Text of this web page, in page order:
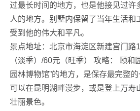
过最长时间的地方，也是他接见过许
人的地方。别墅内保留了当年生活和
受到他的伟大和平凡。
景点地址：北京市海淀区新建宫门路
（淡季）/60元（旺季） 攻略： 颐和
园林博物馆”的地方，是保存最完整
可以在昆明湖畔漫步，或是登上万寿
壮丽景色。